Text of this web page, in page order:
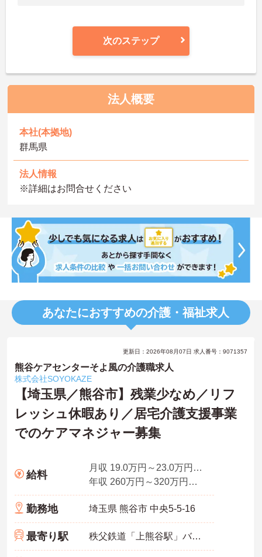
次のステップ
法人概要
本社(本拠地)
群馬県
法人情報
※詳細はお問合せください
あなたにおすすめの介護・福祉求人
更新日：2026年08月07日 求人番号：9071357
熊谷ケアセンターそよ風の介護職求人
株式会社SOYOKAZE
【埼玉県／熊谷市】残業少なめ／リフ
レッシュ休暇あり／居宅介護支援事業
でのケアマネジャー募集
給料
月収 19.0万円～23.0万円程度 諸手当込み
年収 260万円～320万円程度（諸手当込み）／介護福祉士
勤務地 埼玉県 熊谷市 中央5-5-16
最寄り駅 秩父鉄道「上熊谷駅」バス・車6分